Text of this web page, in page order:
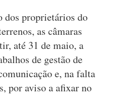
dos proprietários do
as câmaras
até 31 de maio, a
de gestão de
e, na falta
por aviso a afixar no